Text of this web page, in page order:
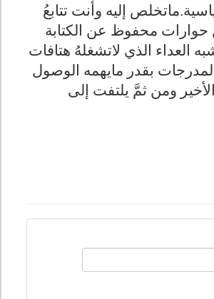
إليه وأنت تتابعُ
محفوظ عن الكتابة
العداء الذي لاتشغلهُ هتافات
بقدر مايهمه الوصول
ومن ثمَّ يلتفت إلى